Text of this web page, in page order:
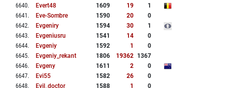
6640. Evert48 1609 19
1
6641 . Eve-Sombre 1590 20
0
6642. Evgeniry 1594 30
1
6643. Evgeniusru 1541 14
0
6644. Evgeniy 1592 1
0
6645. Evgeniy_rekant 1806 19362 1367
6646. Evgeny 1611 2
0
6647. Evi55 1582 26
0
6648. Evil_doctor 1588 1
0